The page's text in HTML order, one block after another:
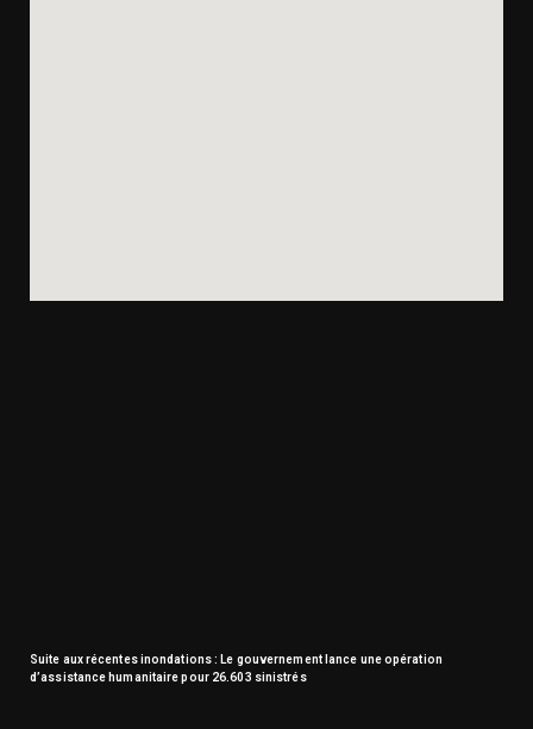
Suite aux récentes inondations : Le gouvernement lance une opération
d’assistance humanitaire pour 26.603 sinistrés